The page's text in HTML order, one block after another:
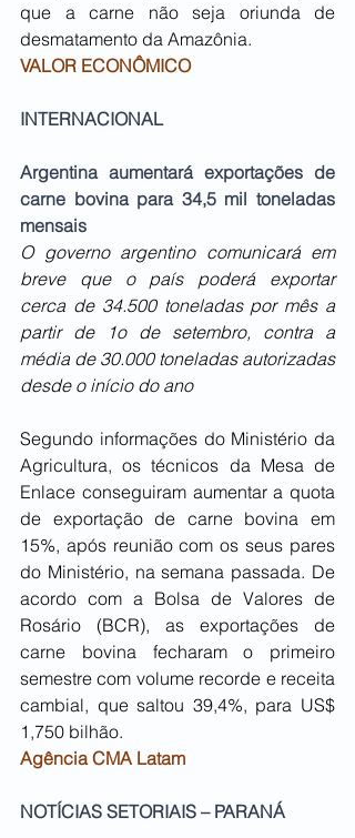
que a carne não seja oriunda de
desmatamento da Amazônia.
VALOR ECONÔMICO
INTERNACIONAL
Argentina aumentará exportações de
carne bovina para 34,5 mil toneladas
mensais
O governo argentino comunicará em
breve que o país poderá exportar
cerca de 34.500 toneladas por mês a
partir de 1o de setembro, contra a
média de 30.000 toneladas autorizadas
desde o início do ano
Segundo informações do Ministério da
Agricultura, os técnicos da Mesa de
Enlace conseguiram aumentar a quota
de exportação de carne bovina em
15%, após reunião com os seus pares
do Ministério, na semana passada. De
acordo com a Bolsa de Valores de
Rosário (BCR), as exportações de
carne bovina fecharam o primeiro
semestre com volume recorde e receita
cambial, que saltou 39,4%, para US$
1,750 bilhão.
Agência CMA Latam
NOTÍCIAS SETORIAIS – PARANÁ